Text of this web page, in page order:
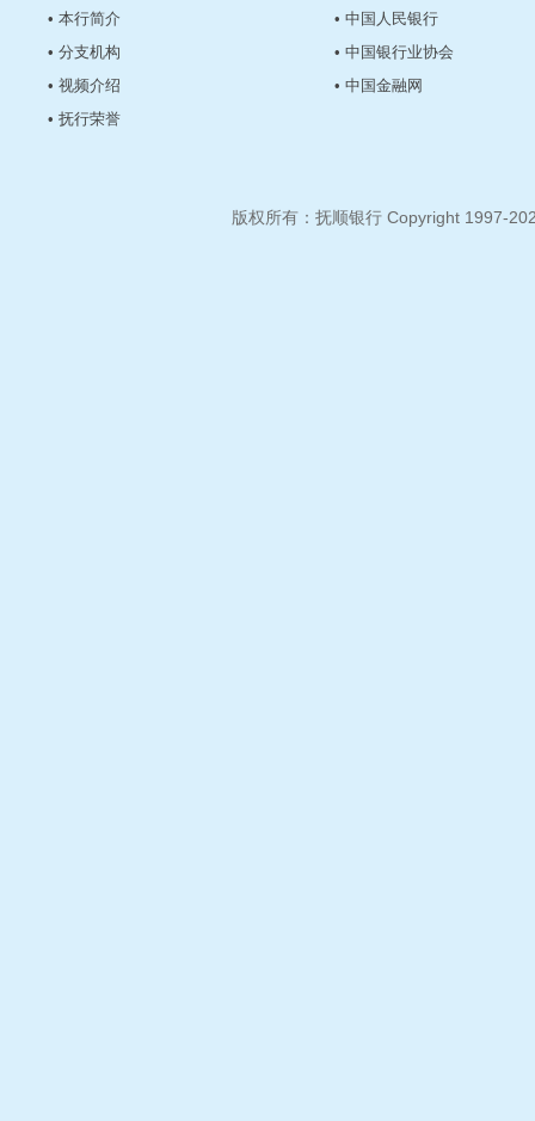
• 本行简介
• 分支机构
• 视频介绍
• 抚行荣誉
• 中国人民银行
• 中国银行业协会
• 中国金融网
版权所有：抚顺银行 Copyright 1997-